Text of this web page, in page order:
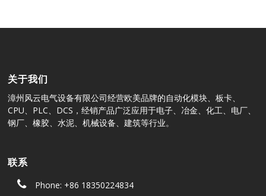
关于我们
漳州风云电气设备有限公司经营欧美品牌的自动化模块、板卡、
CPU、PLC、DCS，经销产品广泛应用于电子、冶金、化工、电厂、
钢厂、橡胶、水泥、机械设备、建筑等行业。
联系
Phone: +86 18350224834